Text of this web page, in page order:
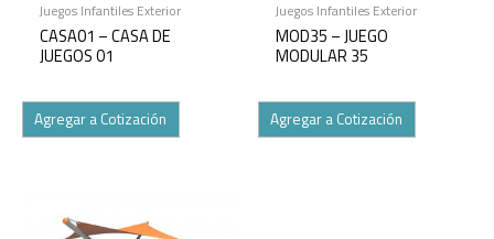
Juegos Infantiles Exterior
CASA01 – CASA DE
JUEGOS 01
Agregar a Cotización
Juegos Infantiles Exterior
MOD35 – JUEGO
MODULAR 35
Agregar a Cotización